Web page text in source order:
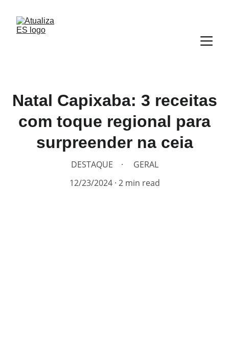
Natal Capixaba: 3 receitas
com toque regional para
surpreender na ceia
DESTAQUE
GERAL
12/23/2024 2 min read